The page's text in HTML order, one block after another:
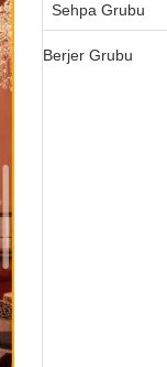
Sehpa Grubu
Berjer Grubu